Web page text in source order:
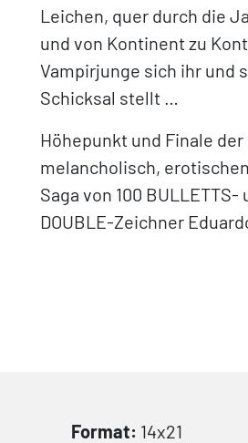
Leichen, quer durch die
und von Kontinent zu
Vampirjunge sich ihr und
Schicksal stellt …
Höhepunkt und Finale
melancholisch,
Saga von 100 BULLETTS-
DOUBLE-Zeichner
Format: 14x21